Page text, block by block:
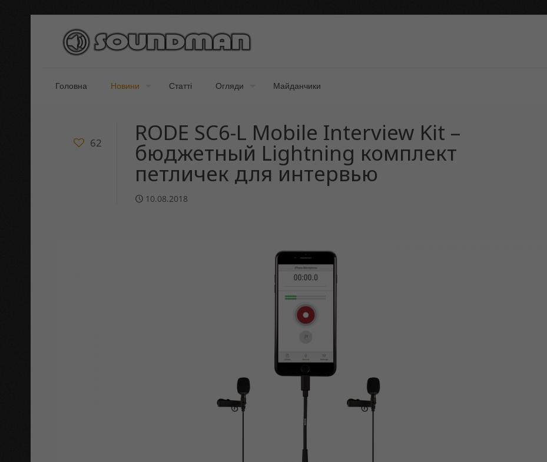
Головна Новини Статті Огляди Майданчики
62 RODE SC6-L Mobile Interview Kit –
бюджетный Lightning комплект
петличек для интервью
10.08.2018